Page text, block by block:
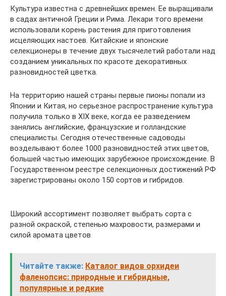
Культура известна с древнейших времен. Ее выращивали
в садах античной Греции и Рима. Лекари того времени
использовали корень растения для приготовления
исцеляющих настоев. Китайские и японские
селекционеры в течение двух тысячелетий работали над
созданием уникальных по красоте декоративных
разновидностей цветка.
На территорию нашей страны первые пионы попали из
Японии и Китая, но серьезное распространение культура
получила только в XIX веке, когда ее разведением
занялись английские, французские и голландские
специалисты. Сегодня отечественные садоводы
возделывают более 1000 разновидностей этих цветов,
большей частью имеющих зарубежное происхождение. В
Государственном реестре селекционных достижений РФ
зарегистрированы около 150 сортов и гибридов.
Широкий ассортимент позволяет выбрать сорта с
разной окраской, степенью махровости, размерами и
силой аромата цветов
Читайте также: Каталог видов орхидеи
фаленопсис: природные и гибридные,
популярные и редкие